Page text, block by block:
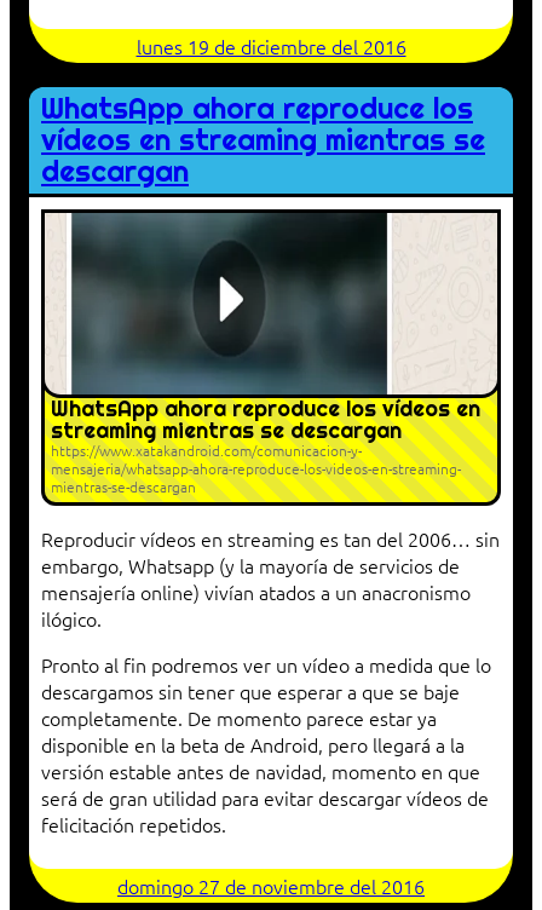
lunes 19 de diciembre del 2016
WhatsApp ahora reproduce los
vídeos en streaming mientras se
descargan
WhatsApp ahora reproduce los vídeos en
streaming mientras se descargan
https://www.xatakandroid.com/comunicacion-y-
mensajeria/whatsapp-ahora-reproduce-los-videos-en-streaming-
mientras-se-descargan
Reproducir vídeos en streaming es tan del 2006… sin
embargo, Whatsapp (y la mayoría de servicios de
mensajería online) vivían atados a un anacronismo
ilógico.
Pronto al fin podremos ver un vídeo a medida que lo
descargamos sin tener que esperar a que se baje
completamente. De momento parece estar ya
disponible en la beta de Android, pero llegará a la
versión estable antes de navidad, momento en que
será de gran utilidad para evitar descargar vídeos de
felicitación repetidos.
domingo 27 de noviembre del 2016